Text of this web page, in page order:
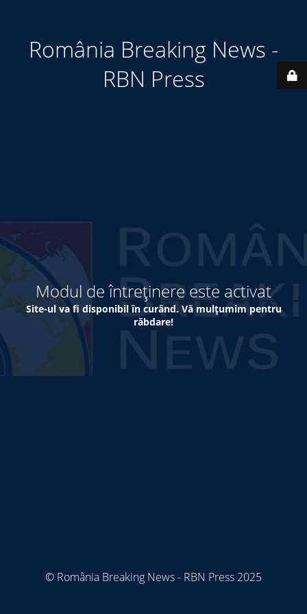
România Breaking News -
RBN Press
Modul de întreținere este activat
Site-ul va fi disponibil în curând. Vă mulțumim pentru
răbdare!
© România Breaking News - RBN Press 2025